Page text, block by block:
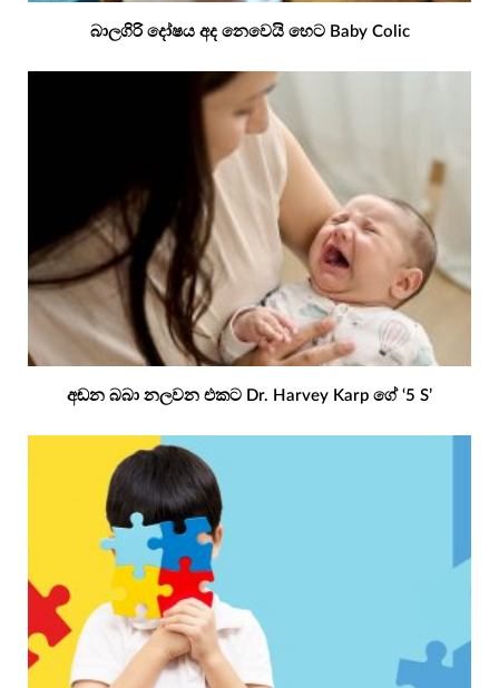
බාලගිරි දෝෂය අද නෙවෙයි හෙට Baby Colic
අඬන බබා නලවන එකට Dr. Harvey Karp ගේ ‘5 S’